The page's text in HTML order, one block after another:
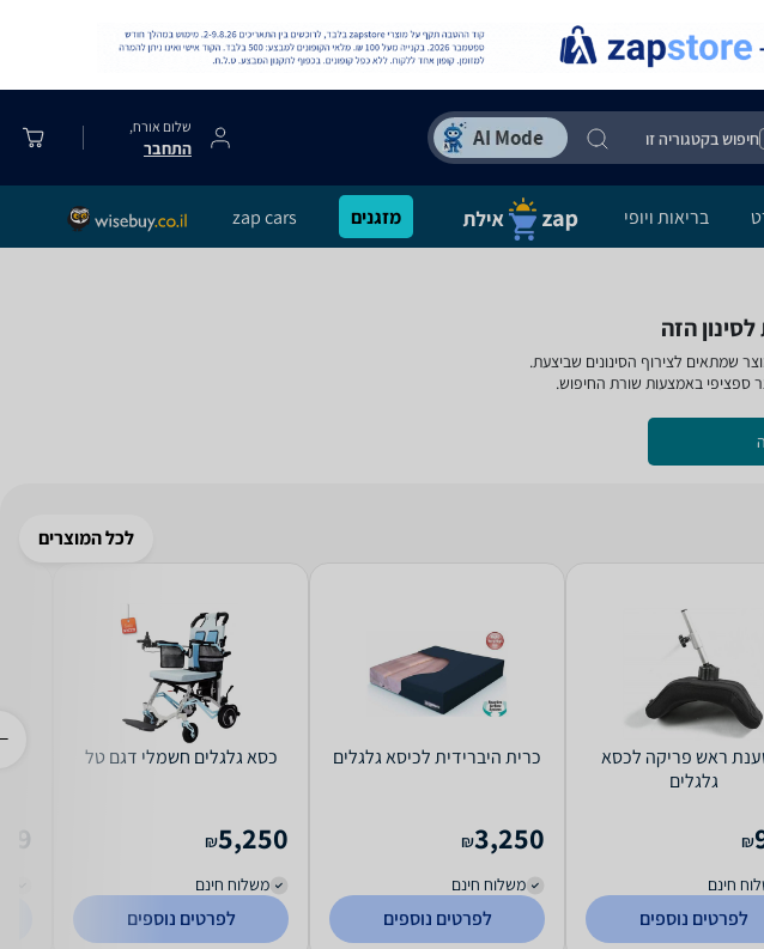
חיפוש בקטגוריה זו
שלום אורח,
התחבר
בריאות ויופי מזגנים zap cars
הזה
שמתאים לצירוף הסינונים שביצעת.
ספציפי באמצעות שורת החיפוש.
לכל המוצרים
ראש פריקה לכסא
גלגלים
₪
חינם
לפרטים נוספים
כרית היברידית לכיסא גלגלים
3,250
₪
משלוח חינם
לפרטים נוספים
כסא גלגלים חשמלי דגם טל
5,250
₪
משלוח חינם
לפרטים נוספים